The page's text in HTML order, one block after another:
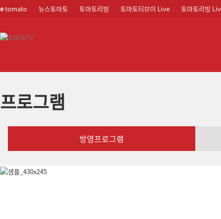
etomato 뉴스토마토 토마토리빙 토마토티브이 Live 토마토리빙
프로그램
방영프로그램